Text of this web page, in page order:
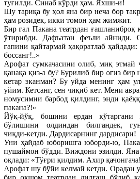
туғилди. Синаб кўрди ҳам. Яхши-и!
Шу тариқа бу ҳол яна бир неча бор
ҳам розидек, икки томон ҳам жимжит.
Бир гал Пакана театрдан ғашланиброқ
ўтирибди. Дафъатан феъли айниди.
гапини қайтармай ҳақоратлаб
боссанг!..»
Арофат сумкачасини олиб, миқ этмай
қанақа қиз-а бу? Бурилиб бир оғиз бир
кетар эканман? Бу уйда менинг ҳам
уйим. Кетсанг, сен чиқиб кет. Мени
номусимни барбод қилдинг, энди
пакана?!»
Йўқ-йўқ, бошини ердан
бўлишини олдиндан билгандек,
чиқди-кетди. Дардисарнинг дардисари!
Уни ҳайдаб юборишга юборди-ю,
пушаймон бўдди. Виждони эзилди. Яна
оқлади: «Тўғри қилдим. Ахир
Арофат шу бўйи келмай кетди. Орадан
бир оқшом театрдан дилғаш бўлиб